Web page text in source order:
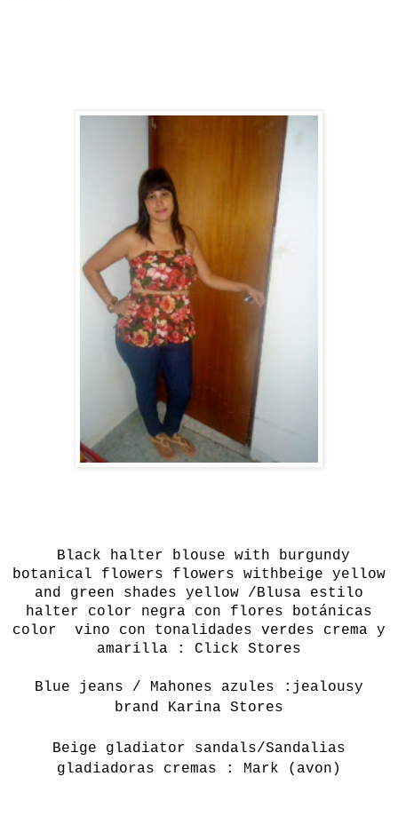
Black halter blouse with
burgundy
botanical flowers
flowers withbeige yellow
and green shades
yellow /Blusa estilo
halter color negra con flores botánicas
color vino con tonalidades verdes crema y
amarilla : Click Stores
Blue jeans / Mahones azules :jealousy
brand Karina Stores
Beige gladiator sandals/Sandalias
gladiadoras cremas : Mark (avon)